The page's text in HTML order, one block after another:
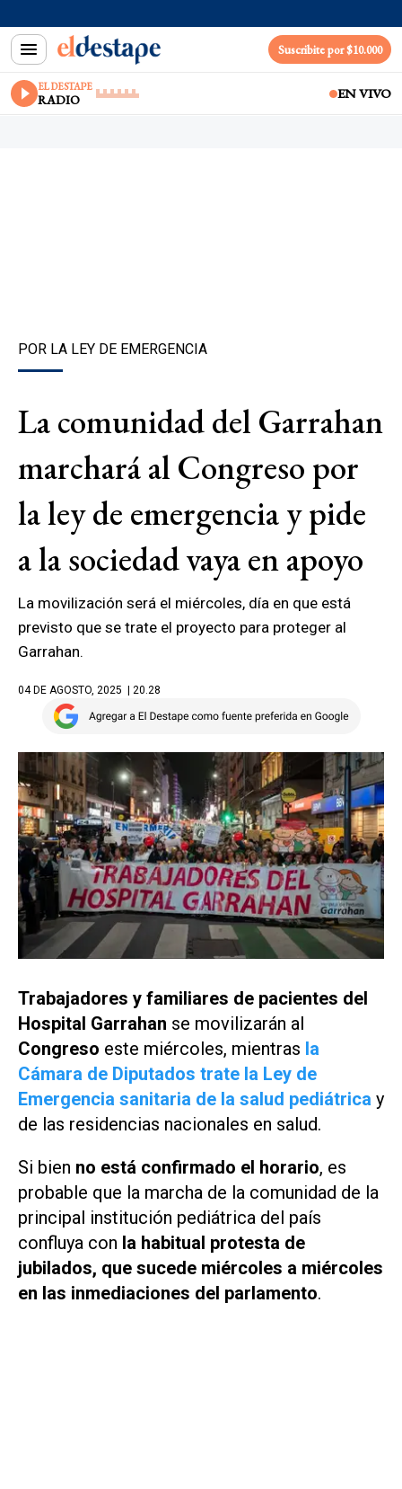
Suscribite por $10.000
EL DESTAPE
RADIO EN VIVO
POR LA LEY DE EMERGENCIA
La comunidad del Garrahan
marchará al Congreso por
la ley de emergencia y pide
a la sociedad vaya en apoyo
La movilización será el miércoles, día en que está
previsto que se trate el proyecto para proteger al
Garrahan.
04 DE AGOSTO, 2025 | 20.28
Trabajadores y familiares de pacientes del
Hospital Garrahan se movilizarán al
Congreso este miércoles, mientras la
Cámara de Diputados trate la Ley de
Emergencia sanitaria de la salud pediátrica y
de las residencias nacionales en salud.
Si bien no está confirmado el horario, es
probable que la marcha de la comunidad de la
principal institución pediátrica del país
confluya con la habitual protesta de
jubilados, que sucede miércoles a miércoles
en las inmediaciones del parlamento.